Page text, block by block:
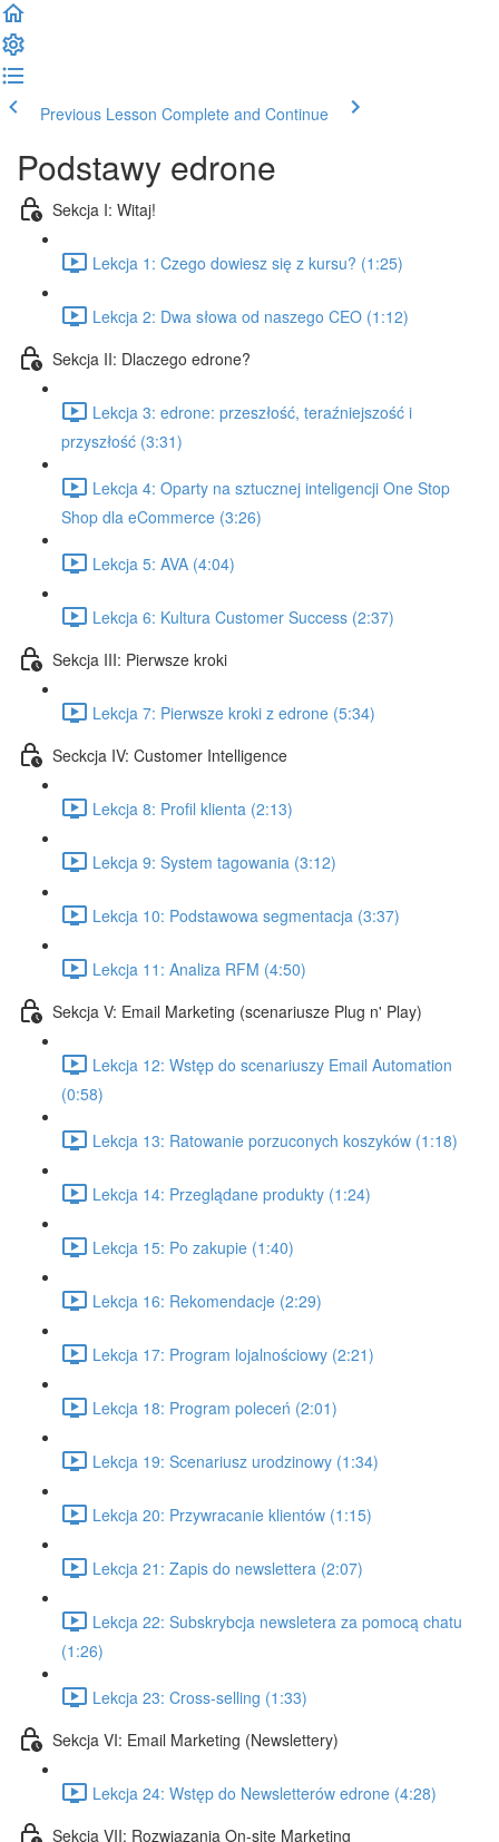
Previous Lesson Complete and Continue
Podstawy edrone
Sekcja I: Witaj!
Lekcja 1: Czego dowiesz się z kursu? (1:25)
Lekcja 2: Dwa słowa od naszego CEO (1:12)
Sekcja II: Dlaczego edrone?
Lekcja 3: edrone: przeszłość, teraźniejszość i
przyszłość (3:31)
Lekcja 4: Oparty na sztucznej inteligencji One Stop
Shop dla eCommerce (3:26)
Lekcja 5: AVA (4:04)
Lekcja 6: Kultura Customer Success (2:37)
Sekcja III: Pierwsze kroki
Lekcja 7: Pierwsze kroki z edrone (5:34)
Seckcja IV: Customer Intelligence
Lekcja 8: Profil klienta (2:13)
Lekcja 9: System tagowania (3:12)
Lekcja 10: Podstawowa segmentacja (3:37)
Lekcja 11: Analiza RFM (4:50)
Sekcja V: Email Marketing (scenariusze Plug n' Play)
Lekcja 12: Wstęp do scenariuszy Email Automation
(0:58)
Lekcja 13: Ratowanie porzuconych koszyków (1:18)
Lekcja 14: Przeglądane produkty (1:24)
Lekcja 15: Po zakupie (1:40)
Lekcja 16: Rekomendacje (2:29)
Lekcja 17: Program lojalnościowy (2:21)
Lekcja 18: Program poleceń (2:01)
Lekcja 19: Scenariusz urodzinowy (1:34)
Lekcja 20: Przywracanie klientów (1:15)
Lekcja 21: Zapis do newslettera (2:07)
Lekcja 22: Subskrybcja newsletera za pomocą chatu
(1:26)
Lekcja 23: Cross-selling (1:33)
Sekcja VI: Email Marketing (Newslettery)
Lekcja 24: Wstęp do Newsletterów edrone (4:28)
Sekcja VII: Rozwiazania On-site Marketing